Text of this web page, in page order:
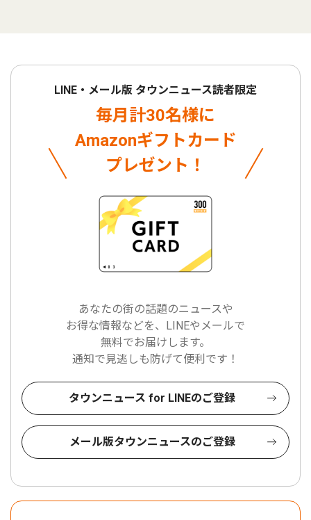
LINE・メール版 タウンニュース読者限定
毎月計30名様に
Amazonギフトカード
プレゼント！
あなたの街の話題のニュースや
お得な情報などを、LINEやメールで
無料でお届けします。
通知で見逃しも防げて便利です！
タウンニュース for LINEのご登録
メール版タウンニュースのご登録